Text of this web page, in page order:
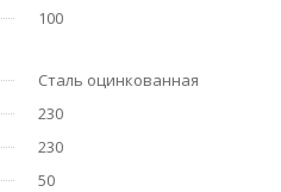
100
Сталь оцинкованная
230
230
50